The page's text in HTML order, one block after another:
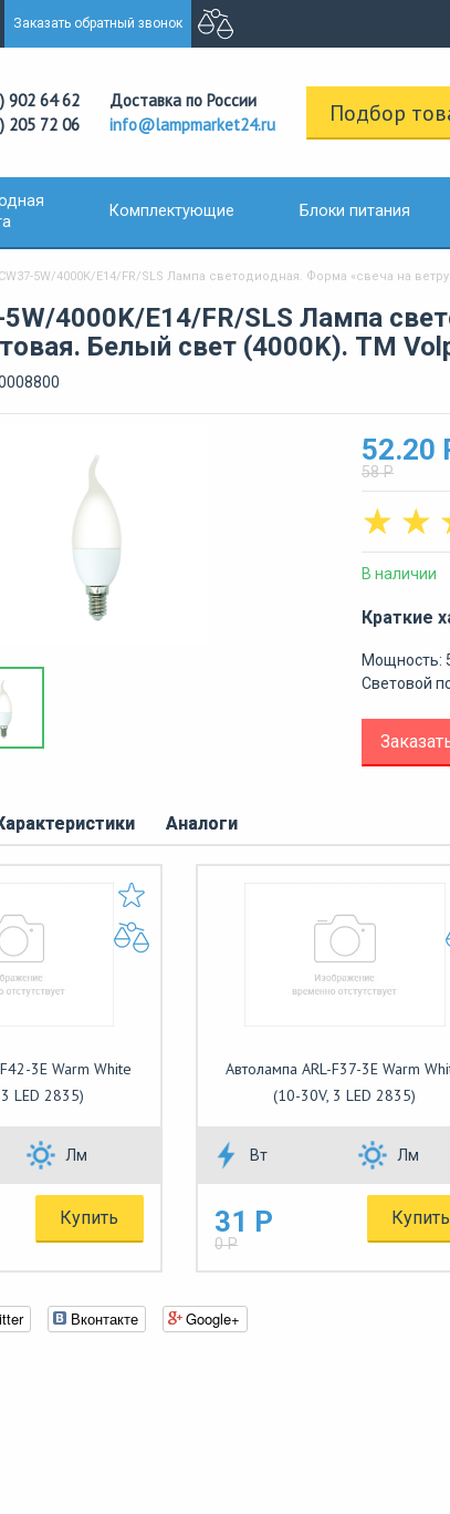
Заказать обратный звонок
902 64 62
205 72 06
Доставка по России
info@lampmarket24.ru
Подбор
Комплектующие Блоки питания
CW37-5W/4000K/E14/FR/SLS Лампа светодиодная. Форма «свеча на
5W/4000K/E14/FR/SLS Лампа
Белый свет (4000K). ТМ
52.20
58 Р
☆
☆
В наличии
Краткие
Мощность:
Световой
Аналоги
3E Warm White
LED 2835)
Лм
Купить
Автолампа ARL-F37-3E Warm
(10-30V, 3 LED 2835)
Вт Лм
31 Р
0 Р
Купить
Вконтакте Google+